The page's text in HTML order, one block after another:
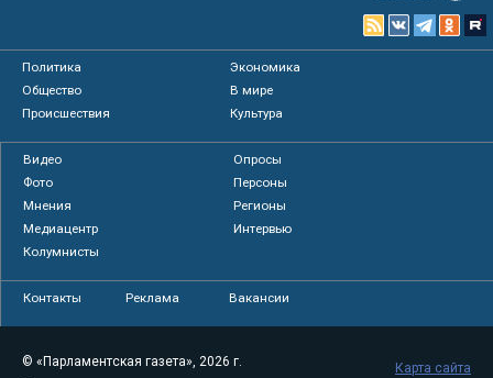
Политика
Экономика
Общество
В мире
Происшествия
Культура
Видео
Опросы
Фото
Персоны
Мнения
Регионы
Медиацентр
Интервью
Колумнисты
Контакты Реклама Вакансии
© «Парламентская газета», 2026 г.
Карта сайта